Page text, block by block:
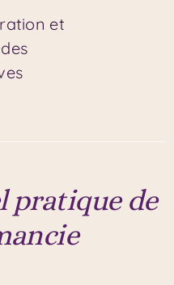
et
pratique de